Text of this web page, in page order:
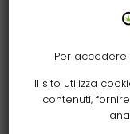
Aggiungi al
Per
Il sito utilizza
contenuti,